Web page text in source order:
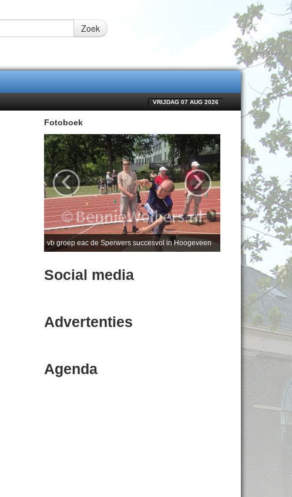
Zoek
VRIJDAG 07 AUG 2026
Fotoboek
vb groep eac de Sperwers succesvol in Hoogeveen
‹ ›
Social media
Advertenties
Agenda